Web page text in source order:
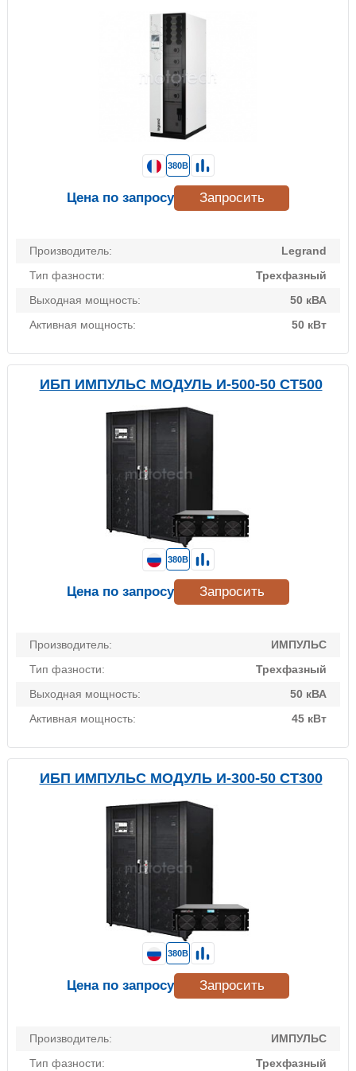
Производитель:
Legrand
Тип фазности:
Трехфазный
Выходная мощность:
50 кВА
Активная мощность:
50 кВт
380В
Цена по запросу Запросить
ИБП ИМПУЛЬС МОДУЛЬ И-500-50 СТ500
Производитель:
ИМПУЛЬС
Тип фазности:
Трехфазный
Выходная мощность:
50 кВА
Активная мощность:
45 кВт
380В
Цена по запросу Запросить
ИБП ИМПУЛЬС МОДУЛЬ И-300-50 СТ300
Производитель:
ИМПУЛЬС
Тип фазности:
Трехфазный
380В
Цена по запросу Запросить